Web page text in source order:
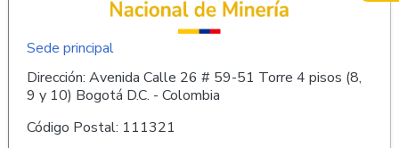
Sede principal
Dirección: Avenida Calle 26 # 59-51 Torre 4 pisos (8,
9 y 10) Bogotá D.C. - Colombia
Código Postal: 111321